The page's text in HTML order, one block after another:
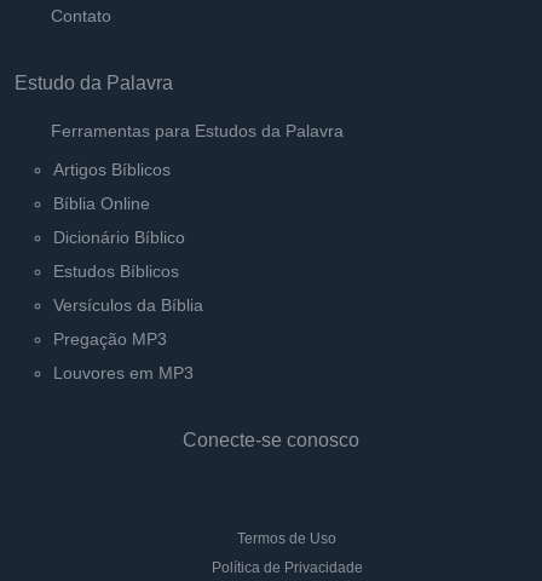
Contato
Estudo da Palavra
Ferramentas para Estudos da Palavra
Artigos Bíblicos
Bíblia Online
Dicionário Bíblico
Estudos Bíblicos
Versículos da Bíblia
Pregação MP3
Louvores em MP3
Conecte-se conosco
Termos de Uso
Política de Privacidade